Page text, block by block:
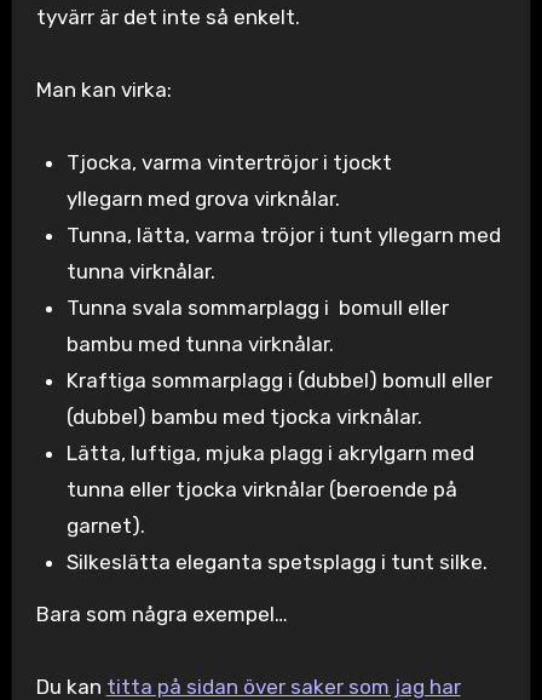
tyvärr är det inte så enkelt.
Man kan virka:
Tjocka, varma vintertröjor i tjockt
yllegarn med grova virknålar.
Tunna, lätta, varma tröjor i tunt yllegarn med
tunna virknålar.
Tunna svala sommarplagg i bomull eller
bambu med tunna virknålar.
Kraftiga sommarplagg i (dubbel) bomull eller
(dubbel) bambu med tjocka virknålar.
Lätta, luftiga, mjuka plagg i akrylgarn med
tunna eller tjocka virknålar (beroende på
garnet).
Silkeslätta eleganta spetsplagg i tunt silke.
Bara som några exempel…
Du kan titta på sidan över saker som jag har